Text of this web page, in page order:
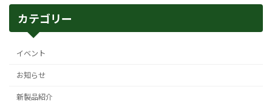
カテゴリー
イベント
お知らせ
新製品紹介